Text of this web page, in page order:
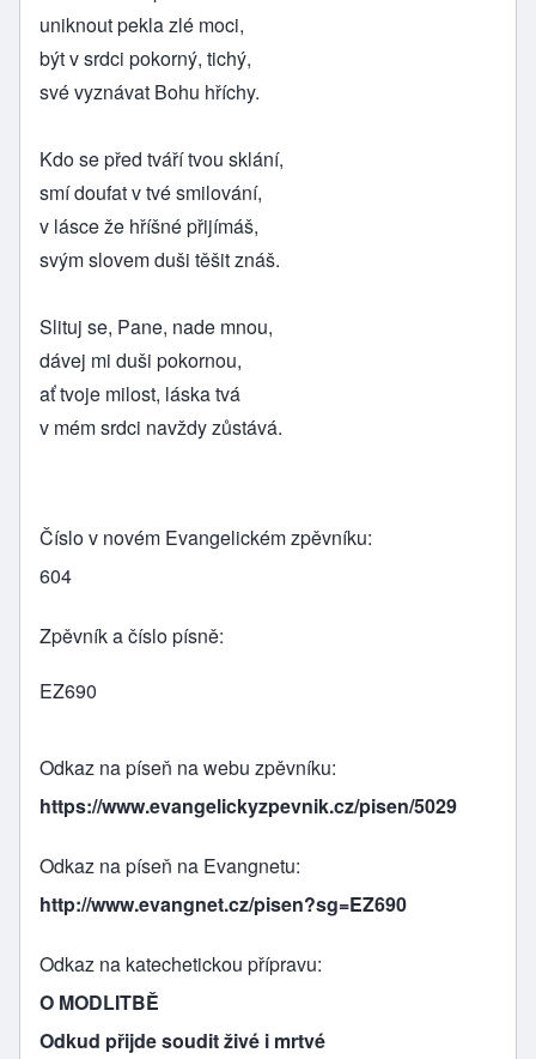
uniknout pekla zlé moci,
být v srdci pokorný, tichý,
své vyznávat Bohu hříchy.
Kdo se před tváří tvou sklání,
smí doufat v tvé smilování,
v lásce že hříšné přijímáš,
svým slovem duši těšit znáš.
Slituj se, Pane, nade mnou,
dávej mi duši pokornou,
ať tvoje milost, láska tvá
v mém srdci navždy zůstává.
Číslo v novém Evangelickém zpěvníku
604
Zpěvník a číslo písně
EZ690
Odkaz na píseň na webu zpěvníku
https://www.evangelickyzpevnik.cz/pisen/5029
Odkaz na píseň na Evangnetu
http://www.evangnet.cz/pisen?sg=EZ690
Odkaz na katechetickou přípravu
O MODLITBĚ
Odkud přijde soudit živé i mrtvé